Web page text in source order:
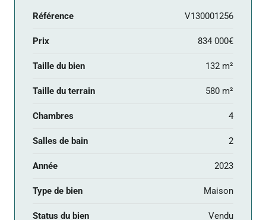
Référence V130001256
Prix 834 000€
Taille du bien 132 m²
Taille du terrain 580 m²
Chambres 4
Salles de bain 2
Année 2023
Type de bien Maison
Status du bien Vendu